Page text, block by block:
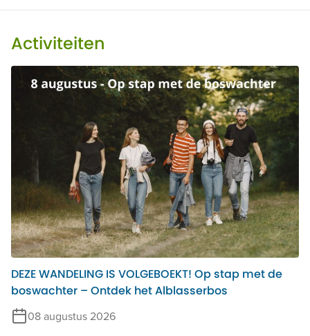
Activiteiten
DEZE WANDELING IS VOLGEBOEKT! Op stap met de
boswachter – Ontdek het Alblasserbos
08 augustus 2026